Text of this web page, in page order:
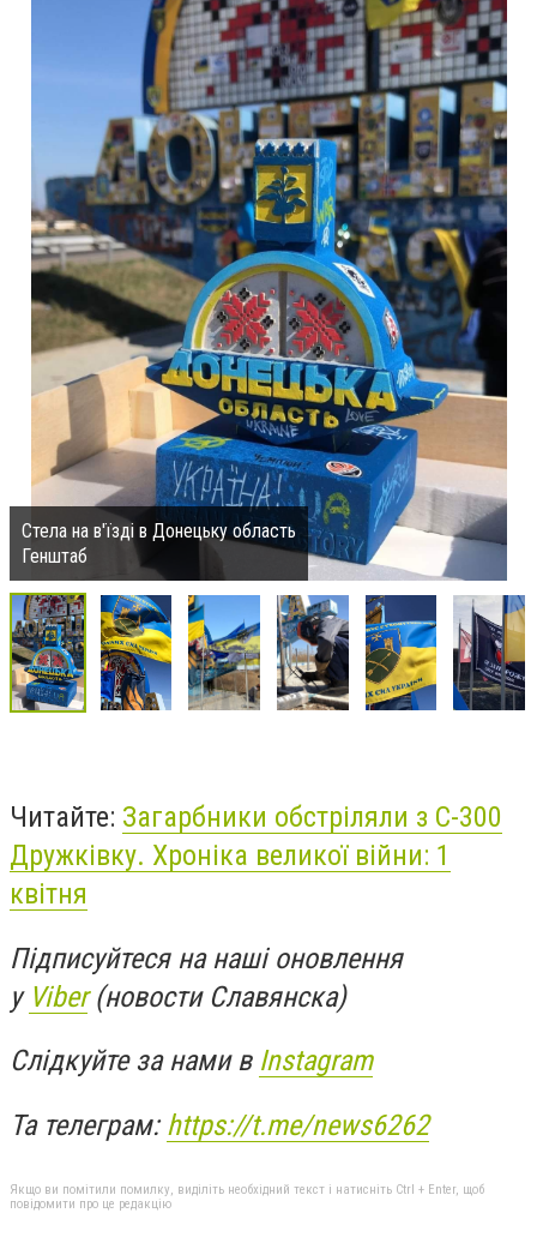
Стела на в'їзді в Донецьку область
Генштаб
Читайте: Загарбники обстріляли з С-300
Дружківку. Хроніка великої війни: 1
квітня
Підписуйтеся на наші оновлення
у Viber(новости Славянска)
Слідкуйте за нами в Instagram
Та телеграм:https://t.me/news6262
Якщо ви помітили помилку, виділіть необхідний текст і натисніть Ctrl + Enter, щоб
повідомити про це редакцію